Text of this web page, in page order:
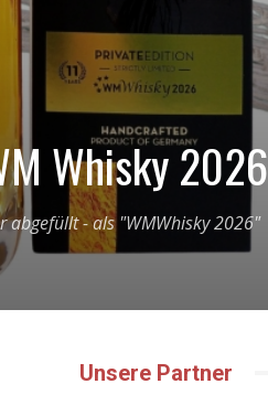
Whisky 2026
abgefüllt - als "WMWhisky 2026"
Unsere Partner